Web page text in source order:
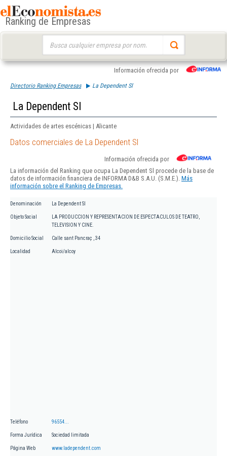
Ranking de Empresas
Información ofrecida por
Directorio Ranking Empresas La Dependent Sl
La Dependent Sl
Actividades de artes escénicas | Alicante
Datos comerciales de La Dependent Sl
Información ofrecida por
La información del Ranking que ocupa La Dependent Sl procede de la base de
datos de información financiera de INFORMA D&B S.A.U. (S.M.E.). Más
información sobre el Ranking de Empresas.
Denominación La Dependent Sl
Objeto Social
LA PRODUCCION Y REPRESENTACION DE ESPECTACULOS DE TEATRO,
TELEVISION Y CINE.
Domicilio Social Calle sant Pancraç , 34
Localidad Alcoi/alcoy
Teléfono 96554...
Forma Jurídica Sociedad limitada
Página Web www.ladependent.com